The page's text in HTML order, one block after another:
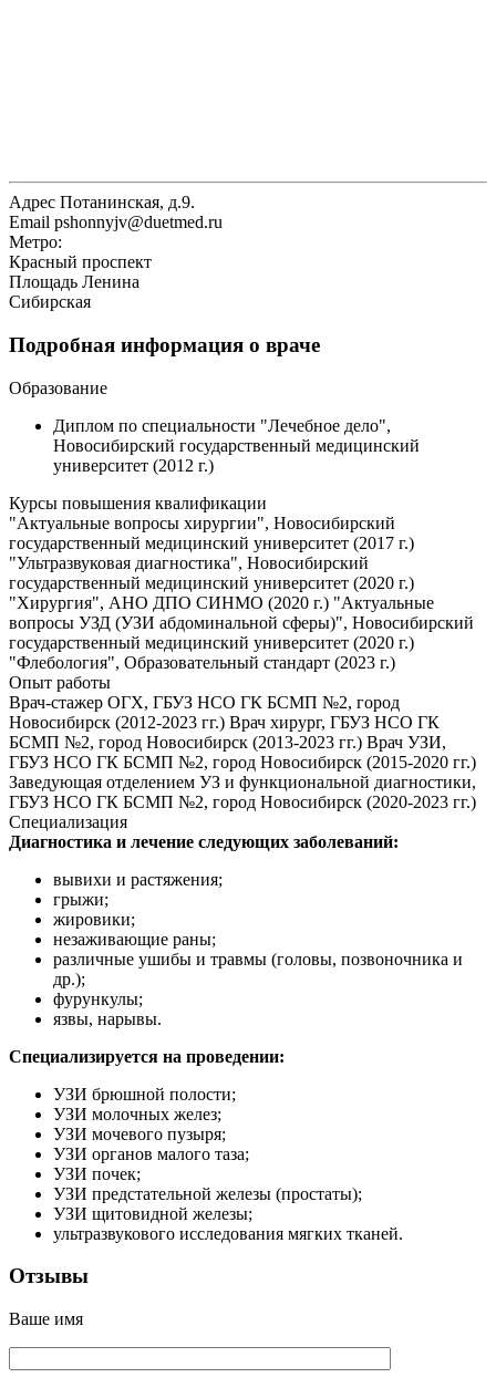
Адрес Потанинская, д.9.
Email pshonnyjv@duetmed.ru
Метро:
Красный проспект
Площадь Ленина
Сибирская
Подробная информация о враче
Образование
Диплом по специальности "Лечебное дело",
Новосибирский государственный медицинский
университет (2012 г.)
Курсы повышения квалификации
"Актуальные вопросы хирургии", Новосибирский
государственный медицинский университет (2017 г.)
"Ультразвуковая диагностика", Новосибирский
государственный медицинский университет (2020 г.)
"Хирургия", АНО ДПО СИНМО (2020 г.) "Актуальные
вопросы УЗД (УЗИ абдоминальной сферы)", Новосибирский
государственный медицинский университет (2020 г.)
"Флебология", Образовательный стандарт (2023 г.)
Опыт работы
Врач-стажер ОГХ, ГБУЗ НСО ГК БСМП №2, город
Новосибирск (2012-2023 гг.) Врач хирург, ГБУЗ НСО ГК
БСМП №2, город Новосибирск (2013-2023 гг.) Врач УЗИ,
ГБУЗ НСО ГК БСМП №2, город Новосибирск (2015-2020 гг.)
Заведующая отделением УЗ и функциональной диагностики,
ГБУЗ НСО ГК БСМП №2, город Новосибирск (2020-2023 гг.)
Специализация
Диагностика и лечение следующих заболеваний:
вывихи и растяжения;
грыжи;
жировики;
незаживающие раны;
различные ушибы и травмы (головы, позвоночника и
др.);
фурункулы;
язвы, нарывы.
Специализируется на проведении:
УЗИ брюшной полости;
УЗИ молочных желез;
УЗИ мочевого пузыря;
УЗИ органов малого таза;
УЗИ почек;
УЗИ предстательной железы (простаты);
УЗИ щитовидной железы;
ультразвукового исследования мягких тканей.
Отзывы
Ваше имя